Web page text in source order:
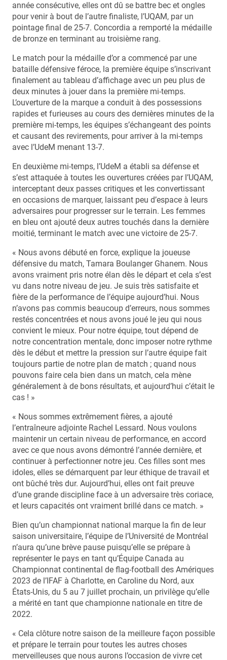
année consécutive, elles ont dû se battre bec et ongles
pour venir à bout de l’autre finaliste, l’UQAM, par un
pointage final de 25-7. Concordia a remporté la médaille
de bronze en terminant au troisième rang.
Le match pour la médaille d’or a commencé par une
bataille défensive féroce, la première équipe s’inscrivant
finalement au tableau d’affichage avec un peu plus de
deux minutes à jouer dans la première mi-temps.
L’ouverture de la marque a conduit à des possessions
rapides et furieuses au cours des dernières minutes de la
première mi-temps, les équipes s’échangeant des points
et causant des revirements, pour arriver à la mi-temps
avec l’UdeM menant 13-7.
En deuxième mi-temps, l’UdeM a établi sa défense et
s’est attaquée à toutes les ouvertures créées par l’UQAM,
interceptant deux passes critiques et les convertissant
en occasions de marquer, laissant peu d’espace à leurs
adversaires pour progresser sur le terrain. Les femmes
en bleu ont ajouté deux autres touchés dans la dernière
moitié, terminant le match avec une victoire de 25-7.
« Nous avons débuté en force, explique la joueuse
défensive du match, Tamara Boulanger Ghanem. Nous
avons vraiment pris notre élan dès le départ et cela s’est
vu dans notre niveau de jeu. Je suis très satisfaite et
fière de la performance de l’équipe aujourd’hui. Nous
n’avons pas commis beaucoup d’erreurs, nous sommes
restés concentrées et nous avons joué le jeu qui nous
convient le mieux. Pour notre équipe, tout dépend de
notre concentration mentale, donc imposer notre rythme
dès le début et mettre la pression sur l’autre équipe fait
toujours partie de notre plan de match ; quand nous
pouvons faire cela bien dans un match, cela mène
généralement à de bons résultats, et aujourd’hui c’était le
cas ! »
« Nous sommes extrêmement fières, a ajouté
l’entraîneure adjointe Rachel Lessard. Nous voulons
maintenir un certain niveau de performance, en accord
avec ce que nous avons démontré l’année dernière, et
continuer à perfectionner notre jeu. Ces filles sont mes
idoles, elles se démarquent par leur éthique de travail et
ont bûché très dur. Aujourd’hui, elles ont fait preuve
d’une grande discipline face à un adversaire très coriace,
et leurs capacités ont vraiment brillé dans ce match. »
Bien qu’un championnat national marque la fin de leur
saison universitaire, l’équipe de l’Université de Montréal
n’aura qu’une brève pause puisqu’elle se prépare à
représenter le pays en tant qu’Équipe Canada au
Championnat continental de flag-football des Amériques
2023 de l’IFAF à Charlotte, en Caroline du Nord, aux
États-Unis, du 5 au 7 juillet prochain, un privilège qu’elle
a mérité en tant que championne nationale en titre de
2022.
« Cela clôture notre saison de la meilleure façon possible
et prépare le terrain pour toutes les autres choses
merveilleuses que nous aurons l’occasion de vivre cet